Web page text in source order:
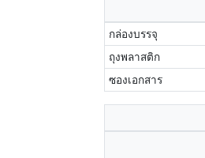
กล่องบรรจุ
ถุงพลาสติก
ซองเอกสาร